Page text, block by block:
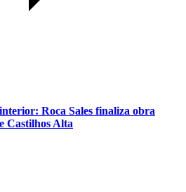
Roca Sales finaliza obra
Castilhos Alta